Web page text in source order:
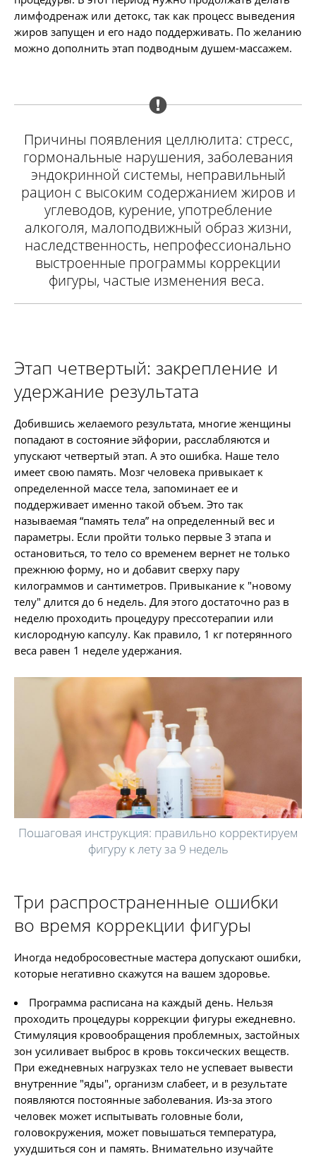
лимфодренаж или детокс, так как процесс выведения
жиров запущен и его надо поддерживать. По желанию
можно дополнить этап подводным душем-массажем.
Причины появления целлюлита: стресс,
гормональные нарушения, заболевания
эндокринной системы, неправильный
рацион с высоким содержанием жиров и
углеводов, курение, употребление
алкоголя, малоподвижный образ жизни,
наследственность, непрофессионально
выстроенные программы коррекции
фигуры, частые изменения веса.
Этап четвертый: закрепление и
удержание результата
Добившись желаемого результата, многие женщины
попадают в состояние эйфории, расслабляются и
упускают четвертый этап. А это ошибка. Наше тело
имеет свою память. Мозг человека привыкает к
определенной массе тела, запоминает ее и
поддерживает именно такой объем. Это так
называемая “память тела” на определенный вес и
параметры. Если пройти только первые 3 этапа и
остановиться, то тело со временем вернет не только
прежнюю форму, но и добавит сверху пару
килограммов и сантиметров. Привыкание к "новому
телу" длится до 6 недель. Для этого достаточно раз в
неделю проходить процедуру прессотерапии или
кислородную капсулу. Как правило, 1 кг потерянного
веса равен 1 неделе удержания.
Пошаговая инструкция: правильно корректируем
фигуру к лету за 9 недель
Три распространенные ошибки
во время коррекции фигуры
Иногда недобросовестные мастера допускают ошибки,
которые негативно скажутся на вашем здоровье.
Программа расписана на каждый день. Нельзя
проходить процедуры коррекции фигуры ежедневно.
Стимуляция кровообращения проблемных, застойных
зон усиливает выброс в кровь токсических веществ.
При ежедневных нагрузках тело не успевает вывести
внутренние "яды", организм слабеет, и в результате
появляются постоянные заболевания. Из-за этого
человек может испытывать головные боли,
головокружения, может повышаться температура,
ухудшиться сон и память. Внимательно изучайте